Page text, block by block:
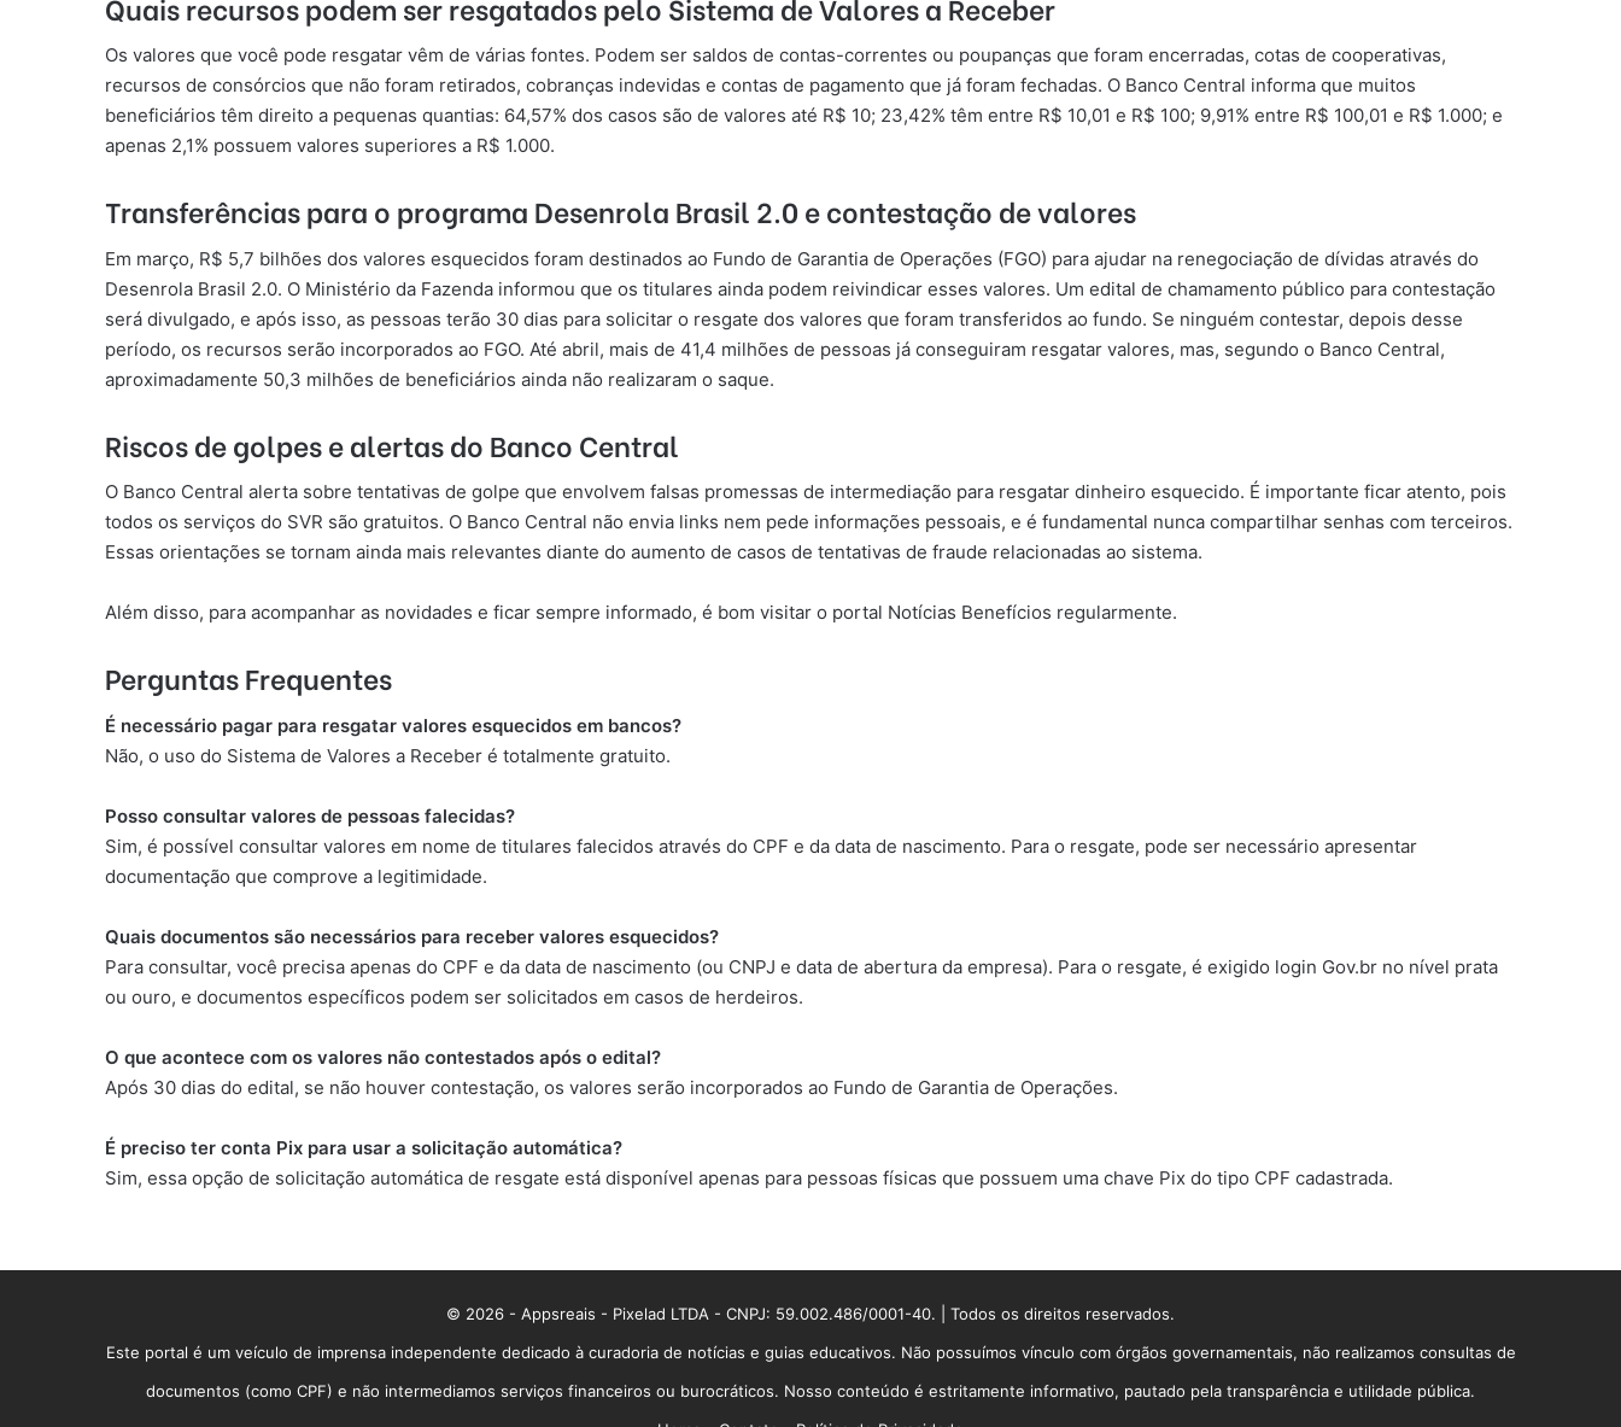
Os valores que você pode resgatar vêm de várias fontes. Podem ser saldos de contas-correntes ou poupanças que foram encerradas, cotas de cooperativas,
recursos de consórcios que não foram retirados, cobranças indevidas e contas de pagamento que já foram fechadas. O Banco Central informa que muitos
beneficiários têm direito a pequenas quantias: 64,57% dos casos são de valores até R$ 10; 23,42% têm entre R$ 10,01 e R$ 100; 9,91% entre R$ 100,01 e R$ 1.000; e
apenas 2,1% possuem valores superiores a R$ 1.000.
Transferências para o programa Desenrola Brasil 2.0 e contestação de valores
Em março, R$ 5,7 bilhões dos valores esquecidos foram destinados ao Fundo de Garantia de Operações (FGO) para ajudar na renegociação de dívidas através do
Desenrola Brasil 2.0. O Ministério da Fazenda informou que os titulares ainda podem reivindicar esses valores. Um edital de chamamento público para contestação
será divulgado, e após isso, as pessoas terão 30 dias para solicitar o resgate dos valores que foram transferidos ao fundo. Se ninguém contestar, depois desse
período, os recursos serão incorporados ao FGO. Até abril, mais de 41,4 milhões de pessoas já conseguiram resgatar valores, mas, segundo o Banco Central,
aproximadamente 50,3 milhões de beneficiários ainda não realizaram o saque.
Riscos de golpes e alertas do Banco Central
O Banco Central alerta sobre tentativas de golpe que envolvem falsas promessas de intermediação para resgatar dinheiro esquecido. É importante ficar atento, pois
todos os serviços do SVR são gratuitos. O Banco Central não envia links nem pede informações pessoais, e é fundamental nunca compartilhar senhas com terceiros.
Essas orientações se tornam ainda mais relevantes diante do aumento de casos de tentativas de fraude relacionadas ao sistema.
Além disso, para acompanhar as novidades e ficar sempre informado, é bom visitar o portal Notícias Benefícios regularmente.
Perguntas Frequentes
É necessário pagar para resgatar valores esquecidos em bancos?
Não, o uso do Sistema de Valores a Receber é totalmente gratuito.
Posso consultar valores de pessoas falecidas?
Sim, é possível consultar valores em nome de titulares falecidos através do CPF e da data de nascimento. Para o resgate, pode ser necessário apresentar
documentação que comprove a legitimidade.
Quais documentos são necessários para receber valores esquecidos?
Para consultar, você precisa apenas do CPF e da data de nascimento (ou CNPJ e data de abertura da empresa). Para o resgate, é exigido login Gov.br no nível prata
ou ouro, e documentos específicos podem ser solicitados em casos de herdeiros.
O que acontece com os valores não contestados após o edital?
Após 30 dias do edital, se não houver contestação, os valores serão incorporados ao Fundo de Garantia de Operações.
É preciso ter conta Pix para usar a solicitação automática?
Sim, essa opção de solicitação automática de resgate está disponível apenas para pessoas físicas que possuem uma chave Pix do tipo CPF cadastrada.
© 2026 - Appsreais - Pixelad LTDA - CNPJ: 59.002.486/0001-40. | Todos os direitos reservados.
Este portal é um veículo de imprensa independente dedicado à curadoria de notícias e guias educativos. Não possuímos vínculo com órgãos governamentais, não realizamos consultas de
documentos (como CPF) e não intermediamos serviços financeiros ou burocráticos. Nosso conteúdo é estritamente informativo, pautado pela transparência e utilidade pública.